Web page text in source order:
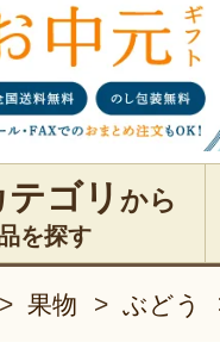
テゴリ から
を探す
> 果物 > ぶどう